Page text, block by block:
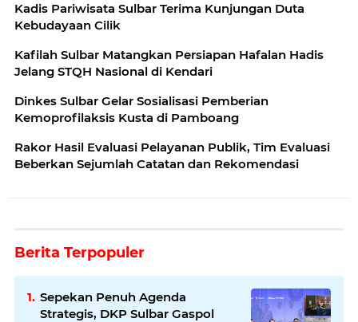
Kadis Pariwisata Sulbar Terima Kunjungan Duta
Kebudayaan Cilik
Kafilah Sulbar Matangkan Persiapan Hafalan Hadis
Jelang STQH Nasional di Kendari
Dinkes Sulbar Gelar Sosialisasi Pemberian
Kemoprofilaksis Kusta di Pamboang
Rakor Hasil Evaluasi Pelayanan Publik, Tim Evaluasi
Beberkan Sejumlah Catatan dan Rekomendasi
Berita Terpopuler
Sepekan Penuh Agenda
Strategis, DKP Sulbar Gaspol